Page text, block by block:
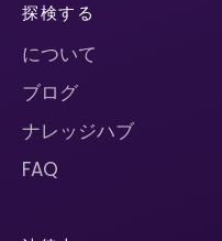
探検する
について
ブログ
ナレッジハブ
FAQ